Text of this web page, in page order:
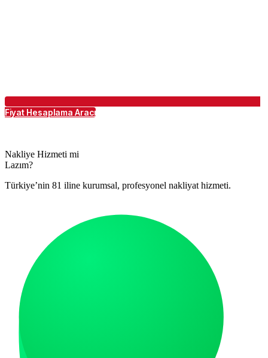
Fiyat Hesaplama Aracı
Nakliye Hizmeti mi
Lazım?
Türkiye’nin 81 iline kurumsal, profesyonel nakliyat hizmeti.